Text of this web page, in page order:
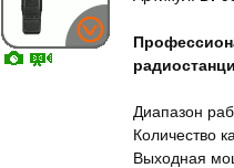
Диапазон
Количество
Выходная